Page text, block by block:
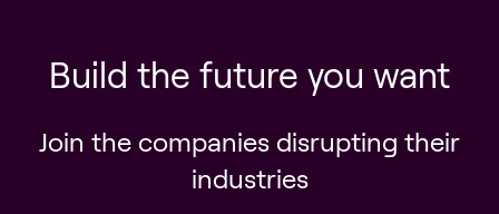
Build the future you want
Join the companies disrupting their
industries